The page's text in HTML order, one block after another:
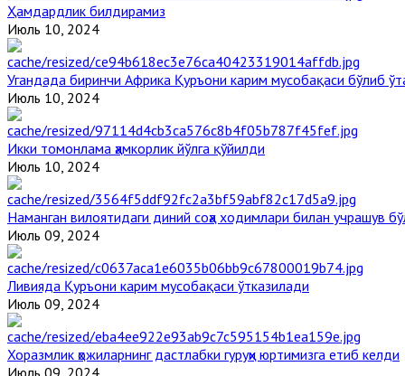
Ҳамдардлик билдирамиз
Июль 10, 2024
Угандада биринчи Aфрика Қуръони карим мусобақаси бўлиб
Июль 10, 2024
Икки томонлама ҳамкорлик йўлга қўйилди
Июль 10, 2024
Наманган вилоятидаги диний соҳа ходимлари билан учрашув
Июль 09, 2024
Ливияда Қуръони карим мусобақаси ўтказилади
Июль 09, 2024
Хоразмлик ҳожиларнинг дастлабки гуруҳи юртимизга етиб келди
Июль 09, 2024